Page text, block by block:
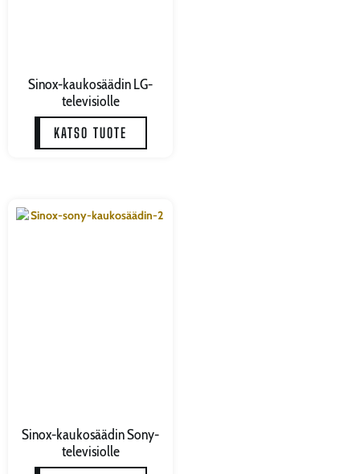
Sinox-kaukosäädin LG-
televisiolle
KATSO TUOTE
Sinox-kaukosäädin Sony-
televisiolle